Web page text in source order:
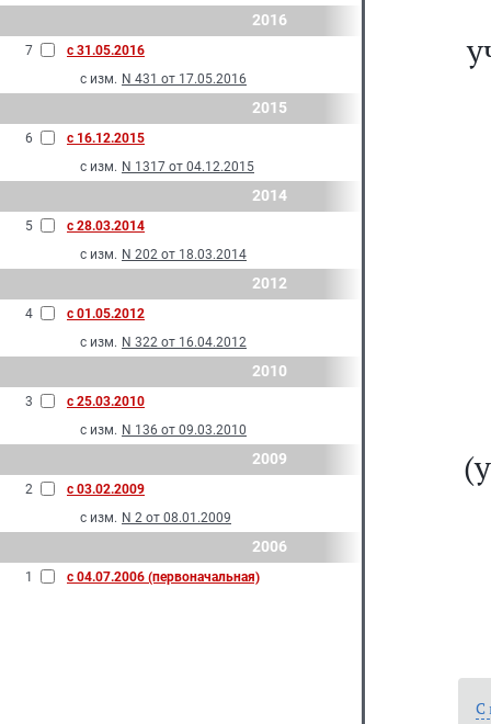
2016
7
с 31.05.2016
с изм. N 431 от 17.05.2016
2015
6
с 16.12.2015
с изм. N 1317 от 04.12.2015
2014
5
с 28.03.2014
с изм. N 202 от 18.03.2014
2012
4
с 01.05.2012
с изм. N 322 от 16.04.2012
2010
3
с 25.03.2010
с изм. N 136 от 09.03.2010
2009
2
с 03.02.2009
с изм. N 2 от 08.01.2009
2006
1 с 04.07.2006 (первоначальная)
С